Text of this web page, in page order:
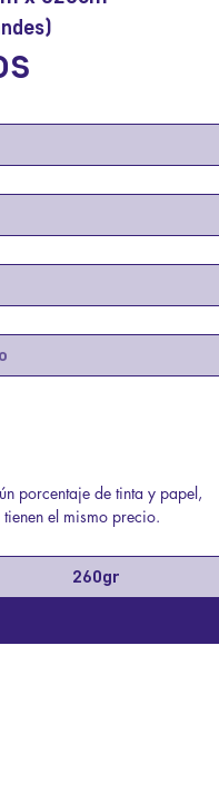
porcentaje de tinta y papel,
el mismo precio.
260gr